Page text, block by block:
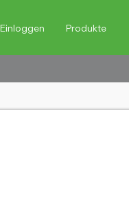
Einloggen Produkte